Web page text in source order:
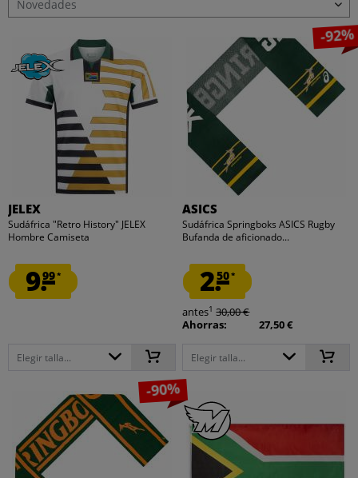
JELEX
Sudáfrica "Retro History" JELEX
Hombre Camiseta
9.99*
Elegir talla...
-92%
ASICS
Sudáfrica Springboks ASICS Rugby
Bufanda de aficionado...
2.50*
antes1 30,00 €
Ahorras:
27,50 €
Elegir talla...
-90%